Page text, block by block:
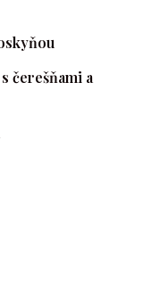
čerešňami a